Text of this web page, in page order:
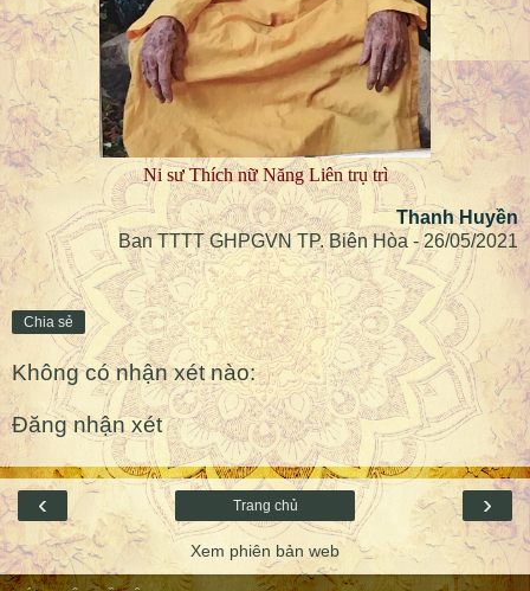
Ni sư Thích nữ Năng Liên trụ trì
Thanh Huyền
Ban TTTT GHPGVN TP. Biên Hòa - 26/05/2021
Chia sẻ
Không có nhận xét nào:
Đăng nhận xét
‹ ›
Trang chủ
Xem phiên bản web